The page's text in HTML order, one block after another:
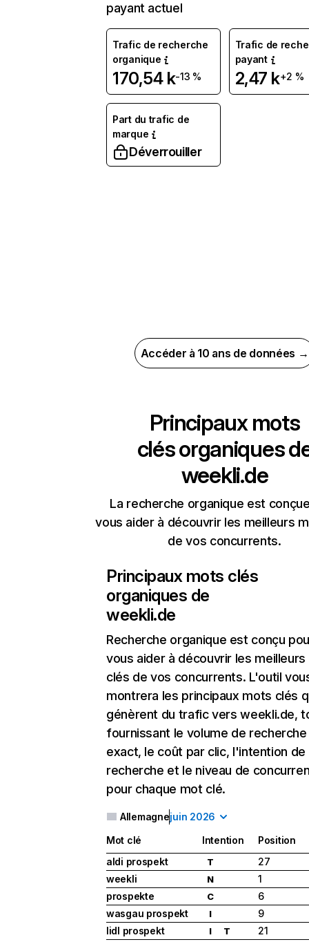
payant actuel
Trafic de recherche
organique
170,54 k-13 %
Trafic de
payant
2,47 k+2 %
Part du trafic de
marque
Déverrouiller
Accéder à 10 ans de données →
Principaux mots
clés organiques
weekli.de
La recherche organique est
vous aider à découvrir les meilleurs
de vos concurrents.
Principaux mots clés
organiques de
weekli.de
Recherche organique est conçu
vous aider à découvrir les
clés de vos concurrents. L'outil
montrera les principaux mots clés
génèrent du trafic vers weekli.de,
fournissant le volume de recherche
exact, le coût par clic, l'intention de
recherche et le niveau de
pour chaque mot clé.
Allemagnejuin 2026
Mot clé Intention
Position
aldi prospekt
T
27
weekli
N
1
prospekte
C
6
wasgau prospekt
I
9
lidl prospekt
I T 21